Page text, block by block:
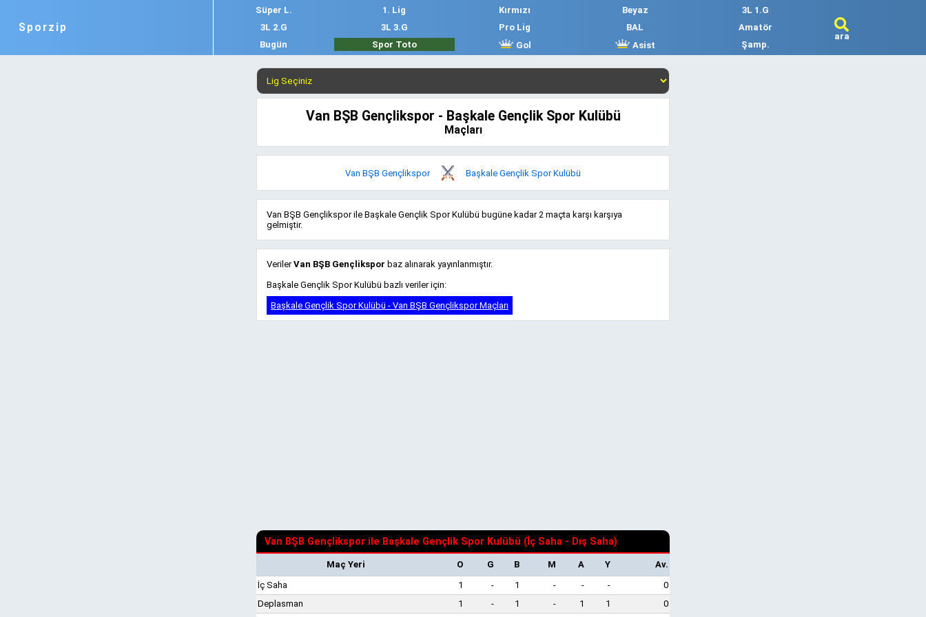
Sporzip
Süper L. 1. Lig Kırmızı Beyaz
3L 1.G
3L 2.G
3L 3.G Pro Lig BAL
Amatör
Bugün
Spor Toto Gol Asist Şamp.
ara
Van BŞB Gençlikspor - Başkale Gençlik Spor Kulübü
Maçları
Van BŞB Gençlikspor Başkale Gençlik Spor Kulübü
Van BŞB Gençlikspor ile Başkale Gençlik Spor Kulübü bugüne kadar 2 maçta karşı karşıya
gelmiştir.
VerilerVan BŞB Gençlikspor baz alınarak yayınlanmıştır.
Başkale Gençlik Spor Kulübü bazlı veriler için:
Başkale Gençlik Spor Kulübü - Van BŞB Gençlikspor Maçları
Van BŞB Gençlikspor ile Başkale Gençlik Spor Kulübü (İç Saha - Dış Saha)
Maç Yeri O G B M A Y
Av.
İç Saha
1 - 1 - - -
0
Deplasman
1 - 1 - 1 1
0